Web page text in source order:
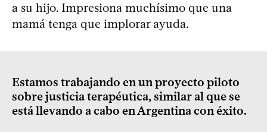
a su hijo. Impresiona muchísimo que una
mamá tenga que implorar ayuda.
Estamos trabajando en un proyecto piloto
sobre justicia terapéutica, similar al que se
está llevando a cabo en Argentina con éxito.